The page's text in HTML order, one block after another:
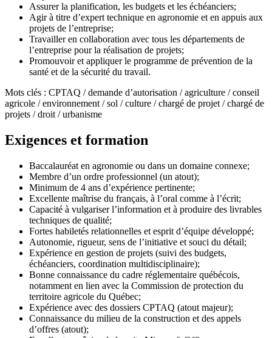
Assurer la planification, les budgets et les échéanciers;
Agir à titre d’expert technique en agronomie et en appuis aux
projets de l’entreprise;
Travailler en collaboration avec tous les départements de
l’entreprise pour la réalisation de projets;
Promouvoir et appliquer le programme de prévention de la
santé et de la sécurité du travail.
Mots clés : CPTAQ / demande d’autorisation / agriculture / conseil
agricole / environnement / sol / culture / chargé de projet / chargé de
projets / droit / urbanisme
Exigences et formation
Baccalauréat en agronomie ou dans un domaine connexe;
Membre d’un ordre professionnel (un atout);
Minimum de 4 ans d’expérience pertinente;
Excellente maîtrise du français, à l’oral comme à l’écrit;
Capacité à vulgariser l’information et à produire des livrables
techniques de qualité;
Fortes habiletés relationnelles et esprit d’équipe développé;
Autonomie, rigueur, sens de l’initiative et souci du détail;
Expérience en gestion de projets (suivi des budgets,
échéanciers, coordination multidisciplinaire);
Bonne connaissance du cadre réglementaire québécois,
notamment en lien avec la Commission de protection du
territoire agricole du Québec;
Expérience avec des dossiers CPTAQ (atout majeur);
Connaissance du milieu de la construction et des appels
d’offres (atout);